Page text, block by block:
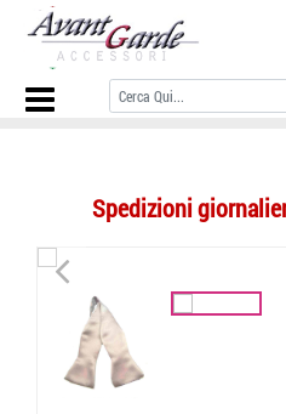
Home Page/PAPILLON/Papillon
uomo cravatta a farfalla da
Spedizioni
<